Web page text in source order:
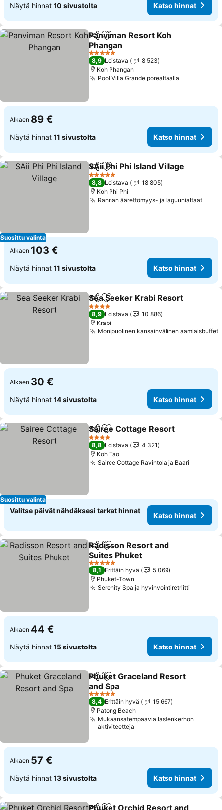
Näytä hinnat 10 sivustolta Katso hinnat
Jaa Lisää suosikkeihin
Panviman Resort Koh
Phangan
5 Tähtiluokitus
8,9 Loistava
8 523
Koh Phangan
Pool Villa Grande porealtaalla
Alkaen 89 €
Näytä hinnat 11 sivustolta Katso hinnat
Suosittu valinta
Jaa Lisää suosikkeihin
SAii Phi Phi Island Village
5 Tähtiluokitus
8,8 Loistava
18 805
Koh Phi Phi
Rannan äärettömyys- ja laguunialtaat
Alkaen 103 €
Näytä hinnat 11 sivustolta Katso hinnat
Jaa Lisää suosikkeihin
Sea Seeker Krabi Resort
4 Tähtiluokitus
8,9 Loistava
10 886
Krabi
Monipuolinen kansainvälinen aamiaisbuffet
Alkaen 30 €
Näytä hinnat 14 sivustolta Katso hinnat
Suosittu valinta
Jaa Lisää suosikkeihin
Sairee Cottage Resort
4 Tähtiluokitus
8,8 Loistava
4 321
Koh Tao
Sairee Cottage Ravintola ja Baari
Valitse päivät nähdäksesi tarkat hinnat
Katso hinnat
Jaa Lisää suosikkeihin
Radisson Resort and
Suites Phuket
5 Tähtiluokitus
8,1 Erittäin hyvä
5 069
Phuket-Town
Serenity Spa ja hyvinvointiretriitti
Alkaen 44 €
Näytä hinnat 15 sivustolta Katso hinnat
Jaa Lisää suosikkeihin
Phuket Graceland Resort
and Spa
5 Tähtiluokitus
8,4 Erittäin hyvä
15 667
Patong Beach
Mukaansatempaavia lastenkerhon
aktiviteetteja
Alkaen 57 €
Näytä hinnat 13 sivustolta Katso hinnat
Phuket Orchid Resort and